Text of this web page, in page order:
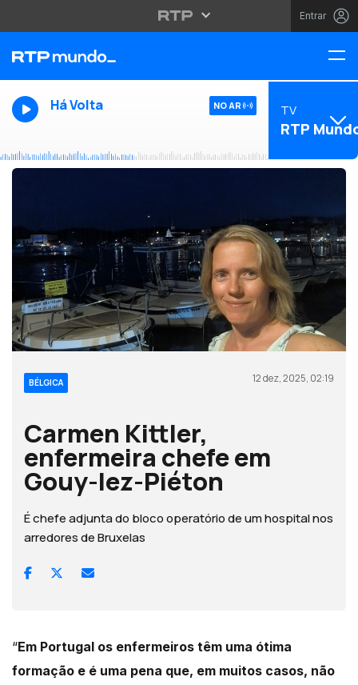
Entrar
Há Volta NO AR TV
RTP
BÉLGICA 12 dez, 2025, 02:19
Carmen Kittler,
enfermeira chefe em
Gouy-lez-Piéton
É chefe adjunta do bloco operatório de um hospital nos
arredores de Bruxelas
“Em Portugal os enfermeiros têm uma ótima
formação e é uma pena que, em muitos casos, não